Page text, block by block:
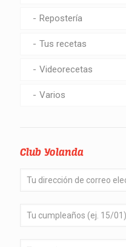
Repostería
Tus recetas
Videorecetas
Varios
Club Yolanda